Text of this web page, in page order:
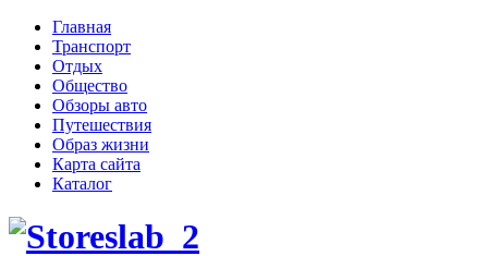
Главная
Транспорт
Отдых
Общество
Обзоры авто
Путешествия
Образ жизни
Карта сайта
Каталог